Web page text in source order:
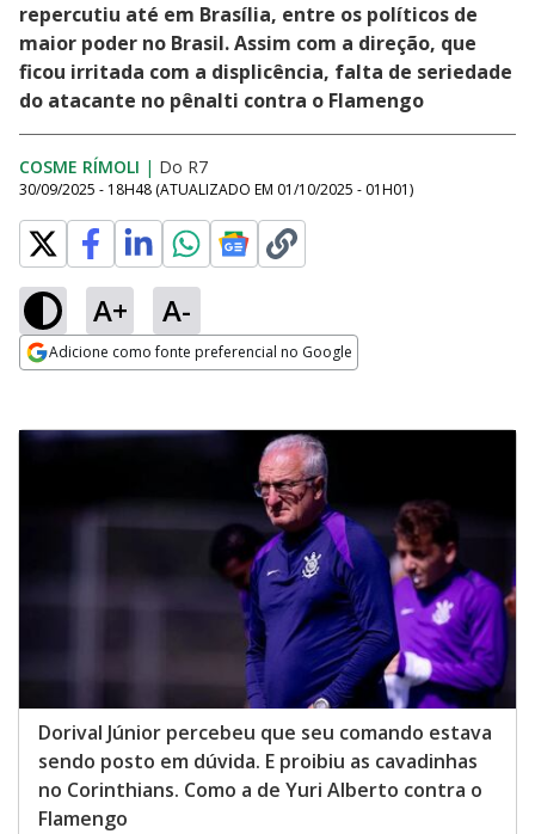
repercutiu até em Brasília, entre os políticos de
maior poder no Brasil. Assim com a direção, que
ficou irritada com a displicência, falta de seriedade
do atacante no pênalti contra o Flamengo
COSME RÍMOLI | Do R7
30/09/2025 - 18H48 (ATUALIZADO EM 01/10/2025 - 01H01)
A+ A-
Adicione como fonte preferencial no Google
Dorival Júnior percebeu que seu comando estava
sendo posto em dúvida. E proibiu as cavadinhas
no Corinthians. Como a de Yuri Alberto contra o
Flamengo